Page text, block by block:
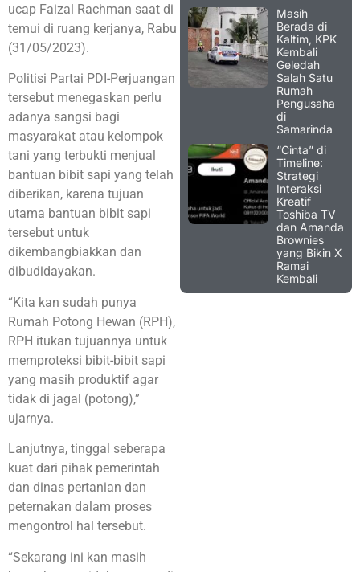
ucap Faizal Rachman saat di
temui di ruang kerjanya, Rabu
(31/05/2023).
Politisi Partai PDI-Perjuangan
tersebut menegaskan perlu
adanya sangsi bagi
masyarakat atau kelompok
tani yang terbukti menjual
bantuan bibit sapi yang telah
diberikan, karena tujuan
utama bantuan bibit sapi
tersebut untuk
dikembangbiakkan dan
dibudidayakan.
“Kita kan sudah punya
Rumah Potong Hewan (RPH),
RPH itukan tujuannya untuk
memproteksi bibit-bibit sapi
yang masih produktif agar
tidak di jagal (potong),”
ujarnya.
Lanjutnya, tinggal seberapa
kuat dari pihak pemerintah
dan dinas pertanian dan
peternakan dalam proses
mengontrol hal tersebut.
“Sekarang ini kan masih
Masih
Berada di
Kaltim, KPK
Kembali
Geledah
Salah Satu
Rumah
Pengusaha
di
Samarinda
“Cinta” di
Timeline:
Strategi
Interaksi
Kreatif
Toshiba TV
dan Amanda
Brownies
yang Bikin X
Ramai
Kembali